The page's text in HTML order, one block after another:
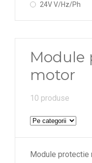
24V V/Hz/Ph
Module
motor
10 produse
Module protectie